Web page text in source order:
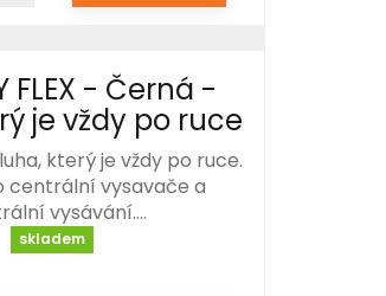
FLEX - Černá -
je vždy po ruce
který je vždy po ruce.
centrální vysavače a
vysávání.…
skladem